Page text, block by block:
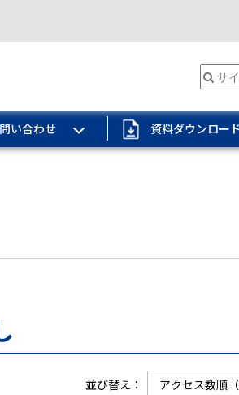
い合わせ 資料ダウンロー
並び替え：